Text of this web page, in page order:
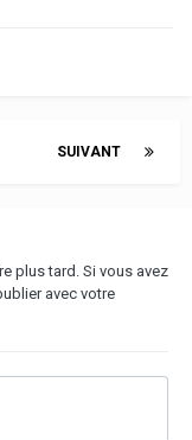
SUIVANT
plus tard. Si vous avez
avec votre